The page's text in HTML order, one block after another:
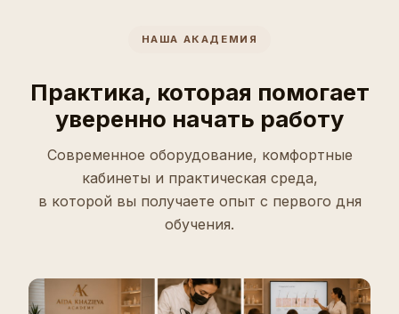
НАША АКАДЕМИЯ
Практика, которая помогает
уверенно начать работу
Современное оборудование, комфортные
кабинеты и практическая среда,
в которой вы получаете опыт с первого дня
обучения.